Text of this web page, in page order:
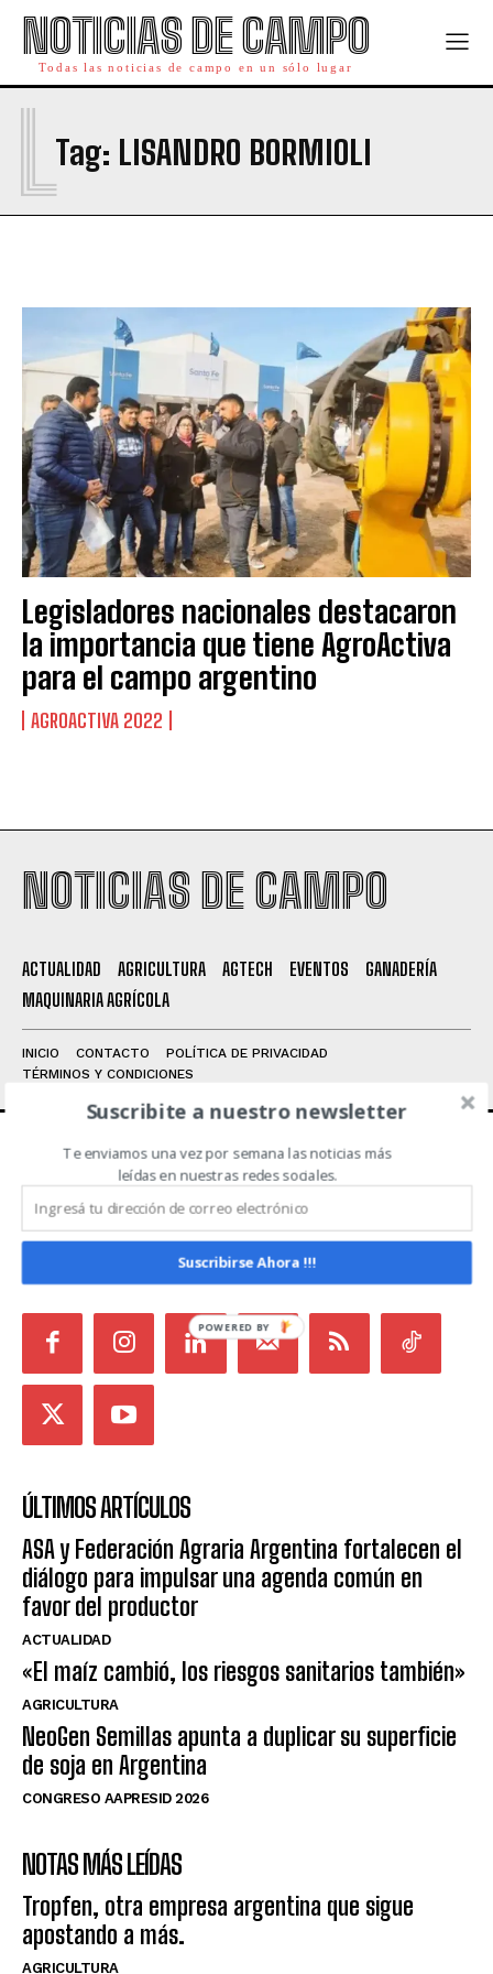
Leí y acepto laPolítica de Privacidad.
NOTICIAS DE CAMPO
Todas las noticias de campo en un sólo lugar
Tag: LISANDRO BORMIOLI
L
Legisladores nacionales destacaron
la importancia que tiene AgroActiva
para el campo argentino
AGROACTIVA 2022
NOTICIAS DE CAMPO
ACTUALIDAD AGRICULTURA AGTECH EVENTOS
GANADERÍA
MAQUINARIA AGRÍCOLA
INICIO CONTACTO
POLÍTICA DE PRIVACIDAD
TÉRMINOS Y CONDICIONES
ACERCA DE NOSOTROS
Noticias de Campo es un medio independiente
focalizado en Redes Sociales que intenta aglutinar
todas las noticias del sector en un sólo lugar.
ÚLTIMOS ARTÍCULOS
ASA y Federación Agraria Argentina fortalecen el
diálogo para impulsar una agenda común en
favor del productor
ACTUALIDAD
«El maíz cambió, los riesgos sanitarios también»
AGRICULTURA
NeoGen Semillas apunta a duplicar su superficie
de soja en Argentina
CONGRESO AAPRESID 2026
NOTAS MÁS LEÍDAS
Tropfen, otra empresa argentina que sigue
apostando a más.
AGRICULTURA
Suscribite a nuestro newsletter
Te enviamos una vez por semana las noticias más
leídas en nuestras redes sociales.
Suscribirse Ahora !!!
POWERED BY